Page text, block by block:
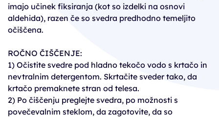
imajo učinek fiksiranja (kot so izdelki na osnovi
aldehida), razen če so svedra predhodno temeljito
očiščena.
ROČNO ČIŠČENJE:
1) Očistite svedre pod hladno tekočo vodo s krtačo in
nevtralnim detergentom. Skrtačite sveder tako, da
krtačo premaknete stran od telesa.
2) Po čiščenju preglejte svedra, po možnosti s
povečevalnim steklom, da zagotovite, da so